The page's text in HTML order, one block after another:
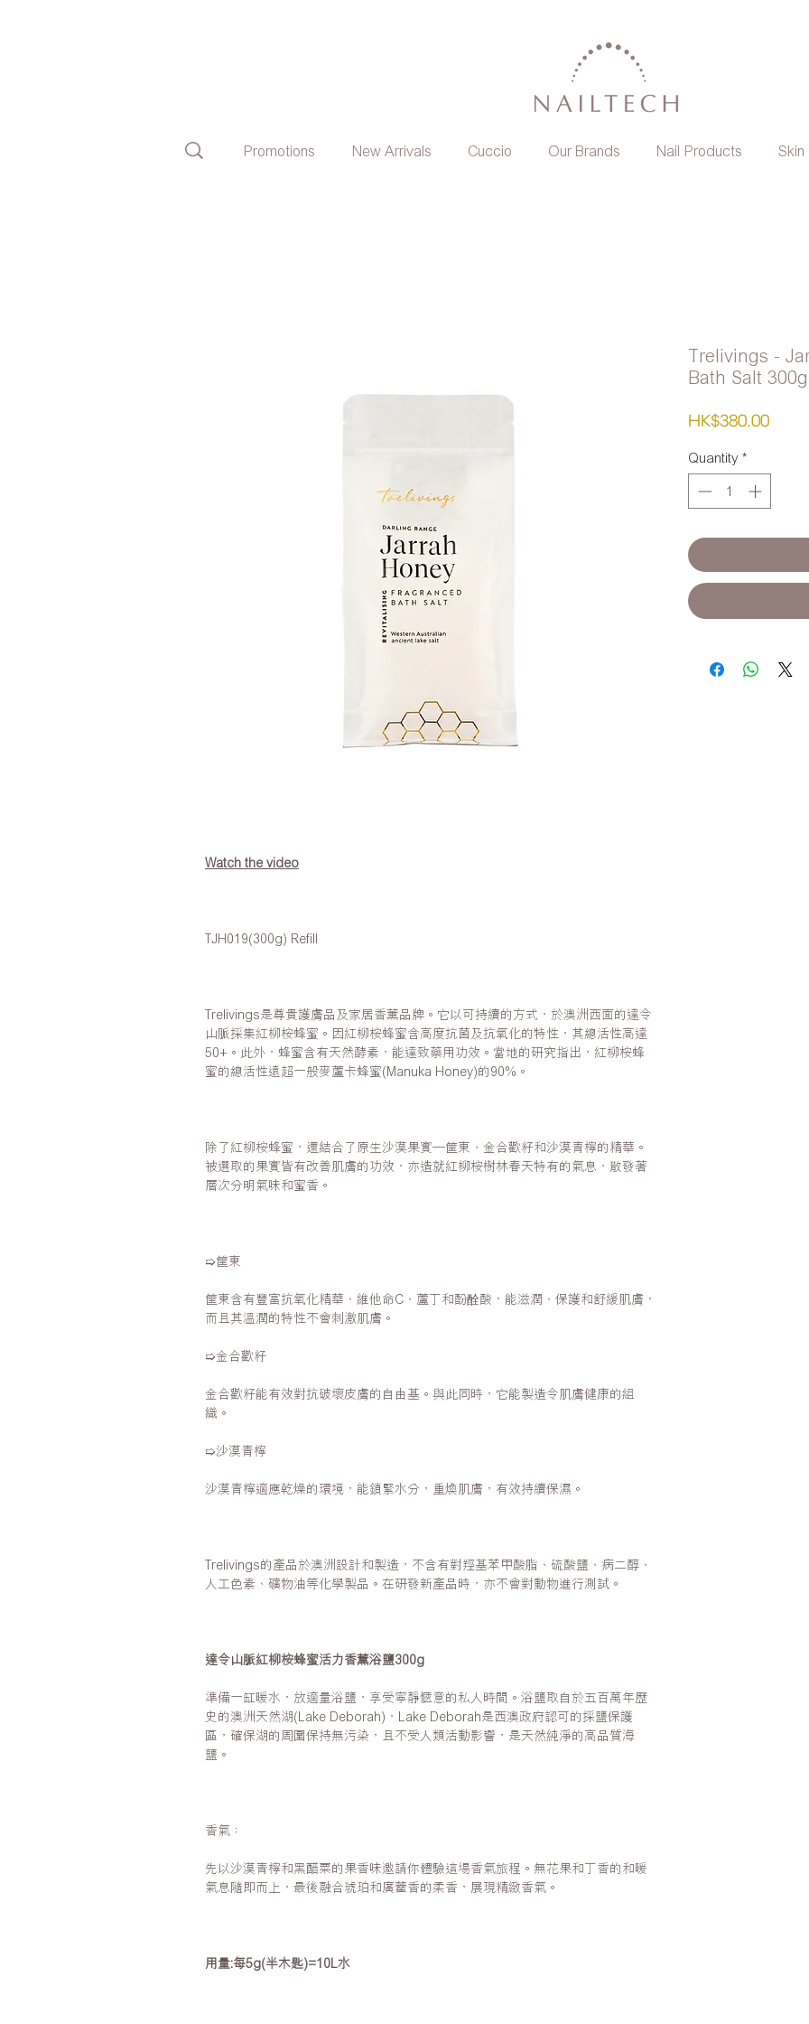
Promotions New Arrivals Cuccio Our Brands Nail Products Skin
Watch the video
TJH019(300g) Refill
Trelivings是尊貴護膚品及家居香薰品牌。它以可持續的方式，於澳洲西面的達令
山脈採集紅柳桉蜂蜜。因紅柳桉蜂蜜含高度抗菌及抗氧化的特性，其總活性高達
50+。此外，蜂蜜含有天然酵素，能達致藥用功效。當地的研究指出，紅柳桉蜂
蜜的總活性遠超一般麥蘆卡蜂蜜(Manuka Honey)的90%。
除了紅柳桉蜂蜜，還結合了原生沙漠果實—筐東、金合歡籽和沙漠青檸的精華。
被選取的果實皆有改善肌膚的功效，亦造就紅柳桉樹林春天特有的氣息，散發著
層次分明氣味和蜜香。
➯筐東
筐東含有豐富抗氧化精華、維他命C、蘆丁和酚酫酸，能滋潤、保護和舒緩肌膚，
而且其溫潤的特性不會刺激肌膚。
➯金合歡籽
金合歡籽能有效對抗破壞皮膚的自由基。與此同時，它能製造令肌膚健康的組
織。
➯沙漠青檸
沙漠青檸適應乾燥的環境，能鎖緊水分，重煥肌膚，有效持續保濕。
Trelivings的產品於澳洲設計和製造，不含有對羥基苯甲酸脂、硫酸鹽、病二醇、
人工色素、礦物油等化學製品。在研發新產品時，亦不會對動物進行測試。
達令山脈紅柳桉蜂蜜活力香薰浴鹽300g
準備一缸暖水，放適量浴鹽，享受寧靜愜意的私人時間。浴鹽取自於五百萬年歷
史的澳洲天然湖(Lake Deborah)，Lake Deborah是西澳政府認可的採鹽保護
區，確保湖的周圍保持無污染，且不受人類活動影響，是天然純淨的高品質海
鹽。
香氣：
先以沙漠青檸和黑醋粟的果香味邀請你體驗這場香氣旅程。無花果和丁香的和暖
氣息隨即而上，最後融合琥珀和廣藿香的柔香，展現精緻香氣。
用量:每5g(半木匙)=10L水
Trelivings -
Bath Salt
HK$380.00Price
Quantity *